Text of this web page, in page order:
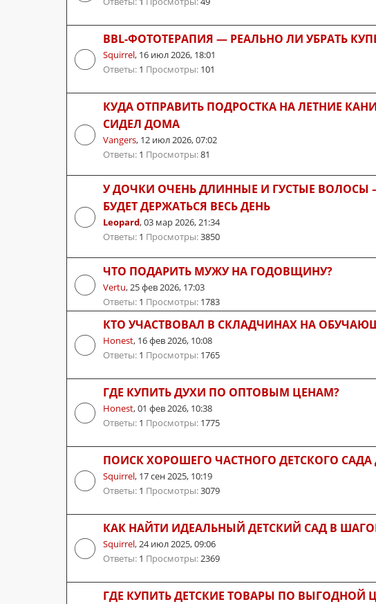
BBL-ФОТОТЕРАПИЯ — РЕАЛЬНО ЛИ УБРАТЬ
Squirrel, 16 июл 2026, 18:01
Ответы: 1 Просмотры: 101
КУДА ОТПРАВИТЬ ПОДРОСТКА НА ЛЕТНИЕ
СИДЕЛ ДОМА
Vangers, 12 июл 2026, 07:02
Ответы: 1 Просмотры:81
У ДОЧКИ ОЧЕНЬ ДЛИННЫЕ И ГУСТЫЕ ВОЛОСЫ
БУДЕТ ДЕРЖАТЬСЯ ВЕСЬ ДЕНЬ
Leopard,03 мар 2026, 21:34
Ответы: 1 Просмотры:3850
ЧТО ПОДАРИТЬ МУЖУ НА ГОДОВЩИНУ?
Vertu, 25 фев 2026, 17:03
Ответы: 1 Просмотры: 1783
КТО УЧАСТВОВАЛ В СКЛАДЧИНАХ НА
Honest, 16 фев 2026, 10:08
Ответы: 1 Просмотры: 1765
ГДЕ КУПИТЬ ДУХИ ПО ОПТОВЫМ ЦЕНАМ?
Honest,01 фев 2026, 10:38
Ответы: 1 Просмотры: 1775
ПОИСК ХОРОШЕГО ЧАСТНОГО ДЕТСКОГО САДА
Squirrel, 17 сен 2025, 10:19
Ответы: 1 Просмотры:3079
КАК НАЙТИ ИДЕАЛЬНЫЙ ДЕТСКИЙ САД В
Squirrel, 24 июл 2025, 09:06
Ответы: 1 Просмотры: 2369
ГДЕ КУПИТЬ ДЕТСКИЕ ТОВАРЫ ПО ВЫГОДНОЙ